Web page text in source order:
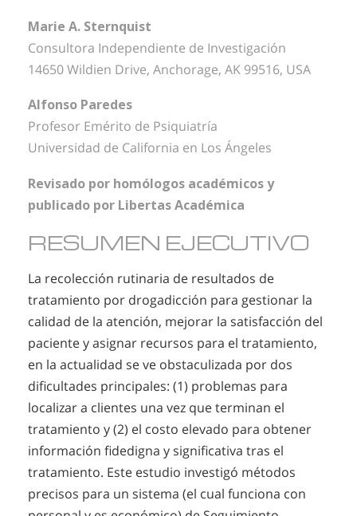
Marie A. Sternquist
Consultora Independiente de Investigación
14650 Wildien Drive, Anchorage, AK 99516, USA
Alfonso Paredes
Profesor Emérito de Psiquiatría
Universidad de California en Los Ángeles
Revisado por homólogos académicos y
publicado por Libertas Académica
RESUMEN EJECUTIVO
La recolección rutinaria de resultados de
tratamiento por drogadicción para gestionar la
calidad de la atención, mejorar la satisfacción del
paciente y asignar recursos para el tratamiento,
en la actualidad se ve obstaculizada por dos
dificultades principales: (1) problemas para
localizar a clientes una vez que terminan el
tratamiento y (2) el costo elevado para obtener
información fidedigna y significativa tras el
tratamiento. Este estudio investigó métodos
precisos para un sistema (el cual funciona con